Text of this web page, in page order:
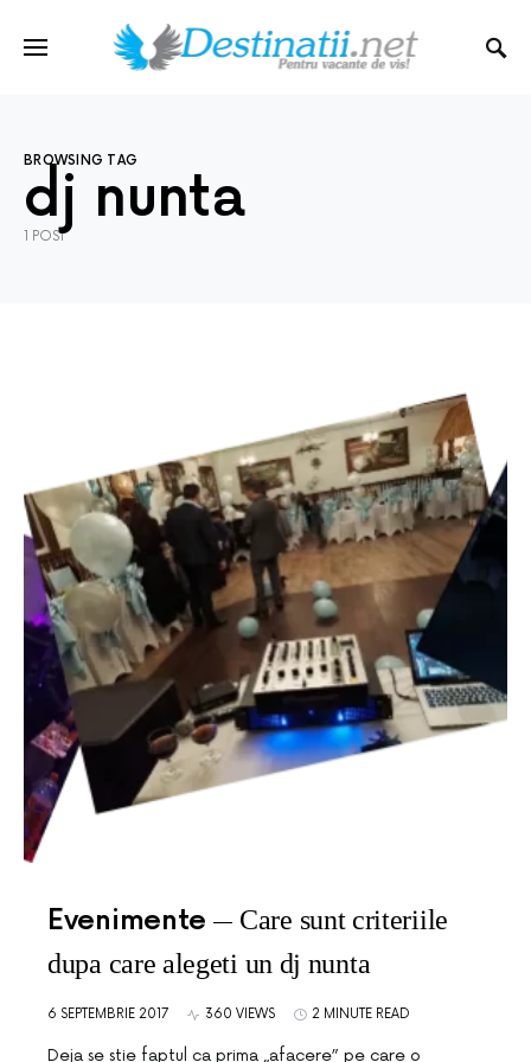
BROWSING TAG
dj nunta
1 POST
Evenimente
Care sunt criteriile
dupa care alegeti un dj nunta
6 SEPTEMBRIE 2017 360 VIEWS 2 MINUTE READ
Deja se stie faptul ca prima „afacere” pe care o